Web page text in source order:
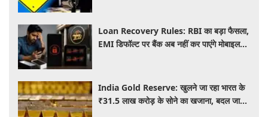
Loan Recovery Rules: RBI का बड़ा फैसला,
EMI डिफॉल्ट पर बैंक अब नहीं कर पाएंगे मोबाइल
India Gold Reserve: खुलने जा रहा भारत के
₹31.5 लाख करोड़ के सोने का खजाना, बदल जाएगा